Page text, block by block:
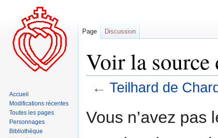
Voir la source
← Teilhard de
àà
Vous n’avez pas
Page Discussion
Accueil
Modifications récentes
Toutes les pages
Personnages
Bibliothèque